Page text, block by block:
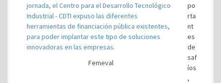
Femeval
po
rta
nt
es
de
saf
íos
,